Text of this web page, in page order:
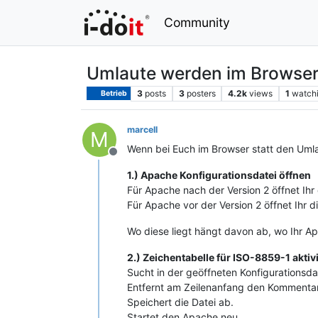
Community
Umlaute werden im
Betrieb 3 posts 3 posters 4.2k views 1
M
Offline
marcell
Wenn bei Euch im Browser statt den
1.) Apache Konfigurationsdatei öffnen
Für Apache nach der Version 2 öffnet
Für Apache vor der Version 2 öffnet Ihr
Wo diese liegt hängt davon ab, wo Ihr
2.) Zeichentabelle für ISO-8859-1
Sucht in der geöffneten
Entfernt am Zeilenanfang den
Speichert die Datei ab.